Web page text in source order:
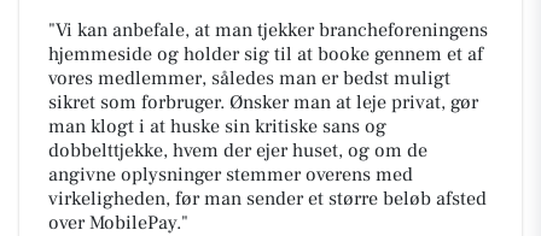
"Vi kan anbefale, at man tjekker brancheforeningens
hjemmeside og holder sig til at booke gennem et af
vores medlemmer, således man er bedst muligt
sikret som forbruger. Ønsker man at leje privat, gør
man klogt i at huske sin kritiske sans og
dobbelttjekke, hvem der ejer huset, og om de
angivne oplysninger stemmer overens med
virkeligheden, før man sender et større beløb afsted
over MobilePay."